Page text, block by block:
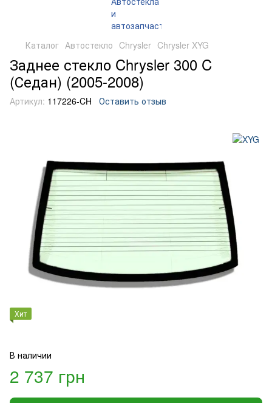
Каталог Автостекло Chrysler Chrysler XYG
Заднее стекло Chrysler 300 C
(Седан) (2005-2008)
Артикул: 117226-CH Оставить отзыв
Хит
В наличии
2 737 грн